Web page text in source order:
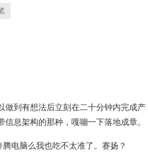
做到有想法后立刻在二十分钟内完成产
息架构的那种，嘎嘣一下落地成章。
电脑么我也吃不太准了。赛扬？